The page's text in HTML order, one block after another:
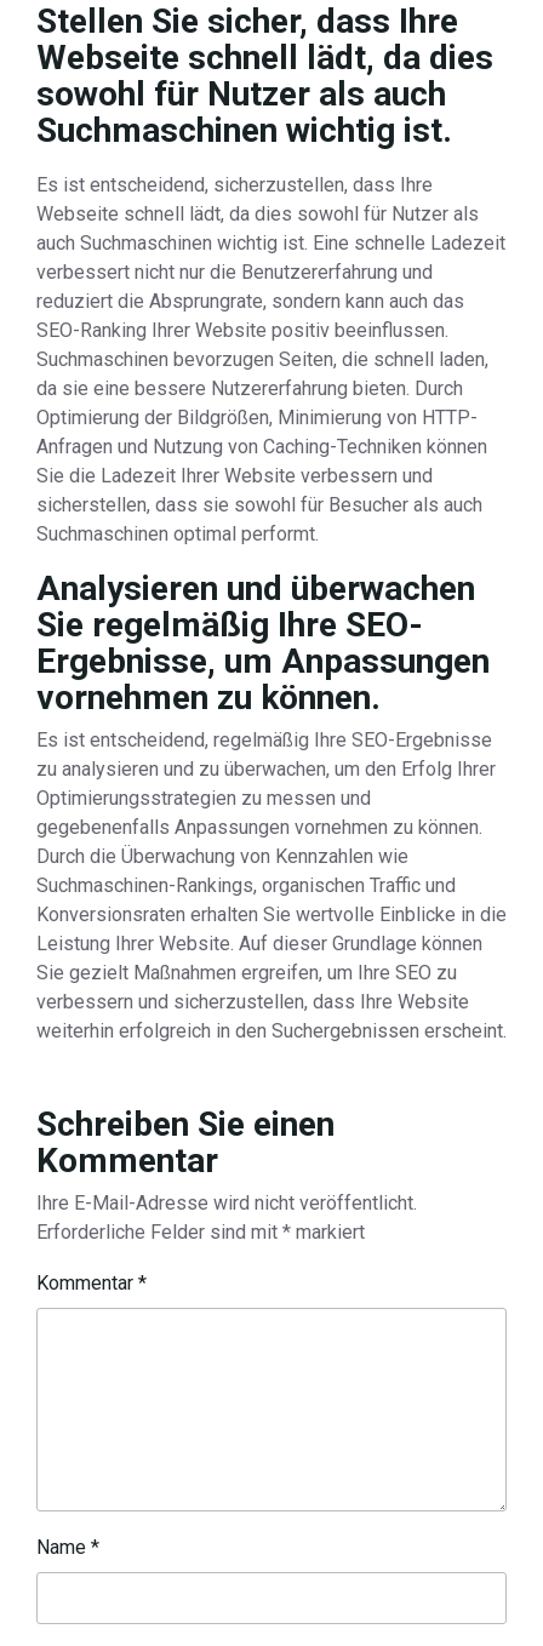
Stellen Sie sicher, dass Ihre
Webseite schnell lädt, da dies
sowohl für Nutzer als auch
Suchmaschinen wichtig ist.
Es ist entscheidend, sicherzustellen, dass Ihre
Webseite schnell lädt, da dies sowohl für Nutzer als
auch Suchmaschinen wichtig ist. Eine schnelle Ladezeit
verbessert nicht nur die Benutzererfahrung und
reduziert die Absprungrate, sondern kann auch das
SEO-Ranking Ihrer Website positiv beeinflussen.
Suchmaschinen bevorzugen Seiten, die schnell laden,
da sie eine bessere Nutzererfahrung bieten. Durch
Optimierung der Bildgrößen, Minimierung von HTTP-
Anfragen und Nutzung von Caching-Techniken können
Sie die Ladezeit Ihrer Website verbessern und
sicherstellen, dass sie sowohl für Besucher als auch
Suchmaschinen optimal performt.
Analysieren und überwachen
Sie regelmäßig Ihre SEO-
Ergebnisse, um Anpassungen
vornehmen zu können.
Es ist entscheidend, regelmäßig Ihre SEO-Ergebnisse
zu analysieren und zu überwachen, um den Erfolg Ihrer
Optimierungsstrategien zu messen und
gegebenenfalls Anpassungen vornehmen zu können.
Durch die Überwachung von Kennzahlen wie
Suchmaschinen-Rankings, organischen Traffic und
Konversionsraten erhalten Sie wertvolle Einblicke in die
Leistung Ihrer Website. Auf dieser Grundlage können
Sie gezielt Maßnahmen ergreifen, um Ihre SEO zu
verbessern und sicherzustellen, dass Ihre Website
weiterhin erfolgreich in den Suchergebnissen erscheint.
Schreiben Sie einen
Kommentar
Ihre E-Mail-Adresse wird nicht veröffentlicht.
Erforderliche Felder sind mit * markiert
Kommentar *
Name *